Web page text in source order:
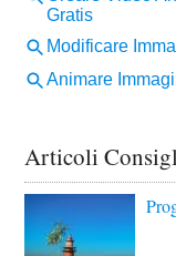
Articoli